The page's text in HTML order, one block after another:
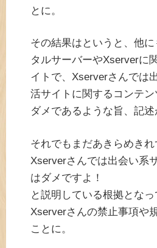
とに。
その結果はというと、他
タルサーバーやXserverに
イトで、Xserverさんでは
活サイトに関するコンテ
ダメであるような旨、記述
それでもまだあきらめき
Xserverさんでは出会い系
はダメですよ！
と説明している根拠とな
Xserverさんの禁止事項や
ことに。